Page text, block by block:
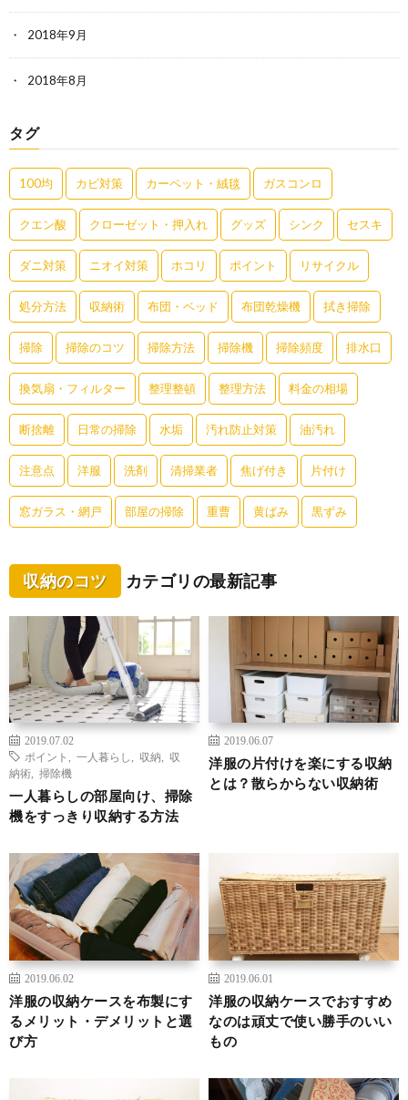
2018年9月
2018年8月
タグ
100均 カビ対策 カーペット・絨毯 ガスコンロ
クエン酸 クローゼット・押入れ グッズ シンク セスキ
ダニ対策 ニオイ対策 ホコリ ポイント リサイクル
処分方法 収納術 布団・ベッド 布団乾燥機 拭き掃除
掃除 掃除のコツ 掃除方法 掃除機 掃除頻度 排水口
換気扇・フィルター 整理整頓 整理方法 料金の相場
断捨離 日常の掃除 水垢 汚れ防止対策 油汚れ
注意点 洋服 洗剤 清掃業者 焦げ付き 片付け
窓ガラス・網戸 部屋の掃除 重曹 黄ばみ 黒ずみ
収納のコツ カテゴリの最新記事
2019.07.02
ポイント
一人暮らし 収納
収
納術
掃除機
一人暮らしの部屋向け、掃除
機をすっきり収納する方法
2019.06.07
洋服の片付けを楽にする収納
とは？散らからない収納術
2019.06.02
洋服の収納ケースを布製にす
るメリット・デメリットと選
び方
2019.06.01
洋服の収納ケースでおすすめ
なのは頑丈で使い勝手のいい
もの